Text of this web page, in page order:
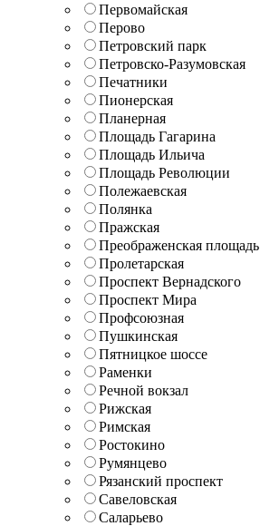
Первомайская
Перово
Петровский парк
Петровско-Разумовская
Печатники
Пионерская
Планерная
Площадь Гагарина
Площадь Ильича
Площадь Революции
Полежаевская
Полянка
Пражская
Преображенская площадь
Пролетарская
Проспект Вернадского
Проспект Мира
Профсоюзная
Пушкинская
Пятницкое шоссе
Раменки
Речной вокзал
Рижская
Римская
Ростокино
Румянцево
Рязанский проспект
Савеловская
Саларьево